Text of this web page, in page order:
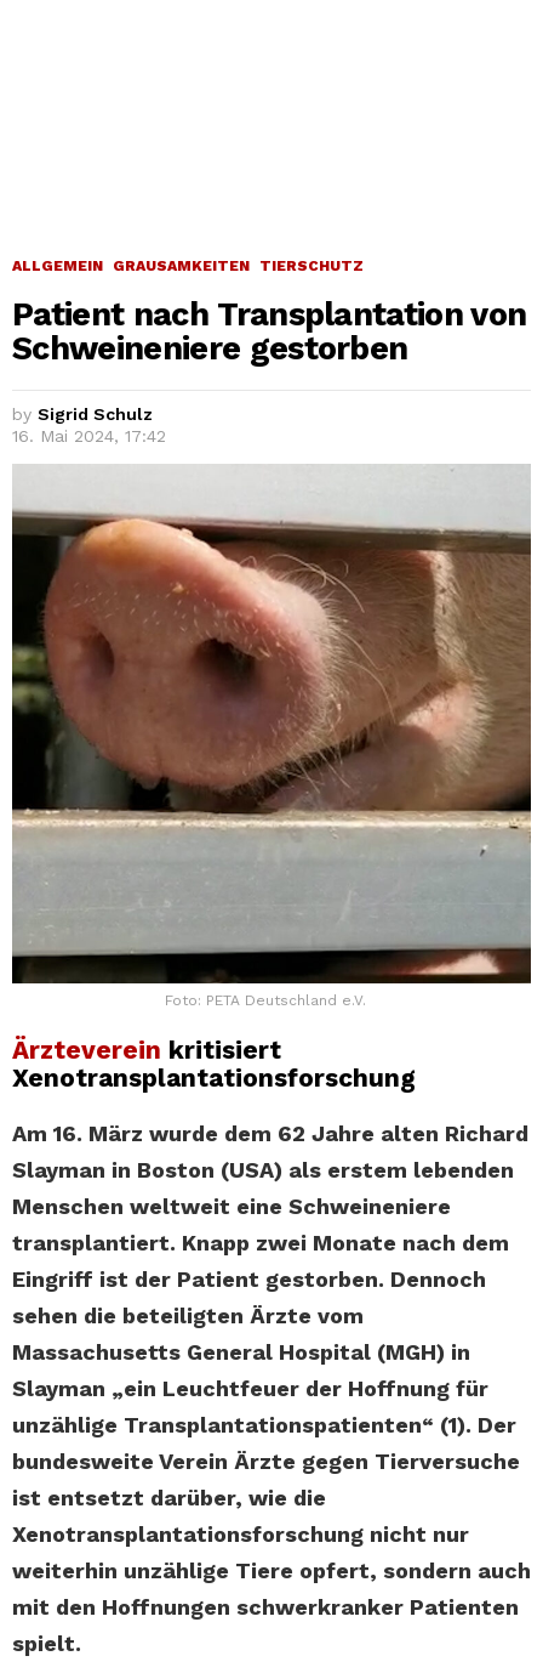
ALLGEMEIN GRAUSAMKEITEN TIERSCHUTZ
Patient nach Transplantation von
Schweineniere gestorben
by Sigrid Schulz
16. Mai 2024, 17:42
Foto: PETA Deutschland e.V.
Ärzteverein kritisiert
Xenotransplantationsforschung
Am 16. März wurde dem 62 Jahre alten Richard
Slayman in Boston (USA) als erstem lebenden
Menschen weltweit eine Schweineniere
transplantiert. Knapp zwei Monate nach dem
Eingriff ist der Patient gestorben. Dennoch
sehen die beteiligten Ärzte vom
Massachusetts General Hospital (MGH) in
Slayman „ein Leuchtfeuer der Hoffnung für
unzählige Transplantationspatienten“ (1). Der
bundesweite Verein Ärzte gegen Tierversuche
ist entsetzt darüber, wie die
Xenotransplantationsforschung nicht nur
weiterhin unzählige Tiere opfert, sondern auch
mit den Hoffnungen schwerkranker Patienten
spielt.